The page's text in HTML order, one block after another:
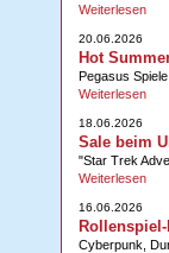
Weiterlesen
20.06.2026
Hot
Pegasus
Weiterlesen
18.06.2026
Sale beim
"Star Trek
Weiterlesen
16.06.2026
Cyberpunk,